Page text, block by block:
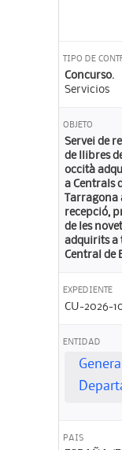
TIPO DE
Concurso.
Servicios
OBJETO
Servei de
de llibres
occità
a Centrals
Tarragona
recepció,
de les
adquirits a
Central de
EXPEDIENTE
CU-2026-
ENTIDAD
PAIS